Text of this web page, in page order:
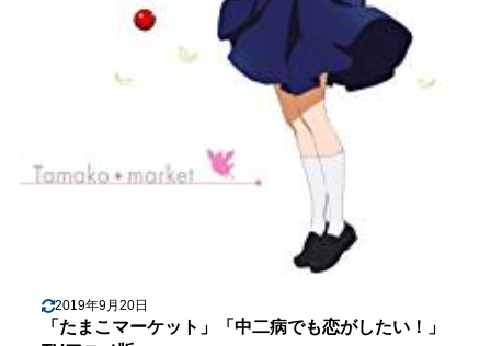
2019年9月20日
「たまこマーケット」「中二病でも恋がしたい！」